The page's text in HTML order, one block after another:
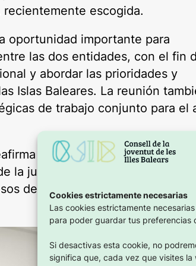
Cookies estrictamente necesarias
Las cookies estrictamente
para poder guardar tus preferencias
Si desactivas esta cookie, no
significa que, cada vez que visites
escogida.
oportunidad importante para
las dos entidades, con el fin
y abordar las prioridades y
Islas Baleares. La reunión
de trabajo conjunto para el
como espacio de
la juventud, comprometido con el
de toma de decisiones que